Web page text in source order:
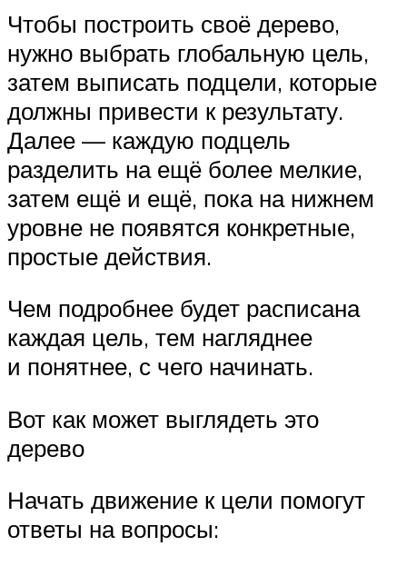
Чтобы построить своё дерево,
нужно выбрать глобальную цель,
затем выписать подцели, которые
должны привести к результату.
Далее — каждую подцель
разделить на ещё более мелкие,
затем ещё и ещё, пока на нижнем
уровне не появятся конкретные,
простые действия.
Чем подробнее будет расписана
каждая цель, тем нагляднее
и понятнее, с чего начинать.
Вот как может выглядеть это
дерево
Начать движение к цели помогут
ответы на вопросы: